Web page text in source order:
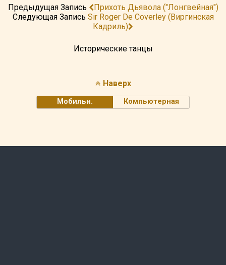
Предыдущая Запись
Прихоть Дьявола ("лонгвейная")
Следующая Запись Sir Roger De Coverley (Виргинская
Кадриль)
Исторические танцы
Наверх
Мобильн. Компьютерная